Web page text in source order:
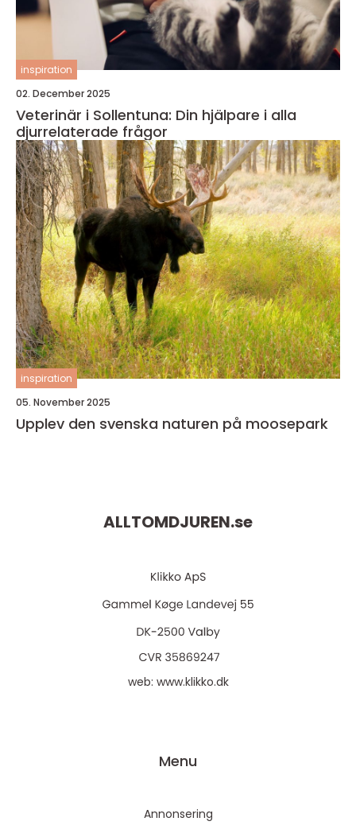
inspiration
02. December 2025
Veterinär i Sollentuna: Din hjälpare i alla
djurrelaterade frågor
inspiration
05. November 2025
Upplev den svenska naturen på moosepark
ALLTOMDJUREN.se
web: www.klikko.dk
Menu
Annonsering